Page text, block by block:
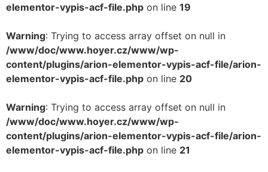
elementor-vypis-acf-file.php on line 19
Warning: Trying to access array offset on null in
/www/doc/www.hoyer.cz/www/wp-
content/plugins/arion-elementor-vypis-acf-file/arion-
elementor-vypis-acf-file.php on line 20
Warning: Trying to access array offset on null in
/www/doc/www.hoyer.cz/www/wp-
content/plugins/arion-elementor-vypis-acf-file/arion-
elementor-vypis-acf-file.php on line 21